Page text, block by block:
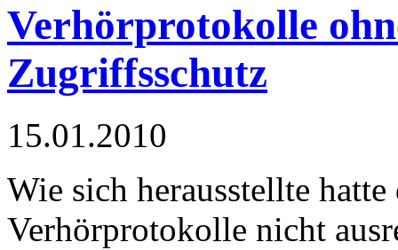
Verhörprotokolle
Zugriffsschutz
15.01.2010
Wie sich herausstellte
Verhörprotokolle nicht